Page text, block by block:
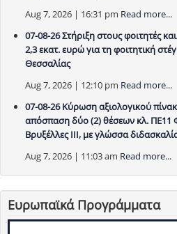
Aug 7, 2026 | 16:31 pm Read more...
07-08-26 Στήριξη στους φοιτητές
2,3 εκατ. ευρώ για τη φοιτητική
Θεσσαλίας
Aug 7, 2026 | 12:10 pm Read more...
07-08-26 Κύρωση αξιολογικού
απόσπαση δύο (2) θέσεων κλ. ΠΕ11
Βρυξέλλες ΙΙΙ, με γλώσσα
Aug 7, 2026 | 11:03 am Read more...
Ευρωπαϊκά Προγράμματα